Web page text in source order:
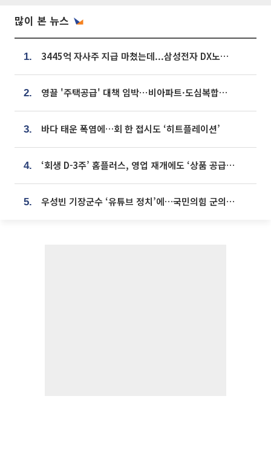
많이 본 뉴스
1. 3445억 자사주 지급 마쳤는데...삼성전자 DX노조, 뒤늦은 '떼쓰기 집회'
2. 영끌 '주택공급' 대책 임박⋯비아파트·도심복합까지 총동원
3. 바다 태운 폭염에…회 한 접시도 ‘히트플레이션’
4. ‘회생 D-3주’ 홈플러스, 영업 재개에도 ‘상품 공급망’ 복구가 생존 관건
5. 우성빈 기장군수 ‘유튜브 정치’에…국민의힘 군의원들 집단 반발